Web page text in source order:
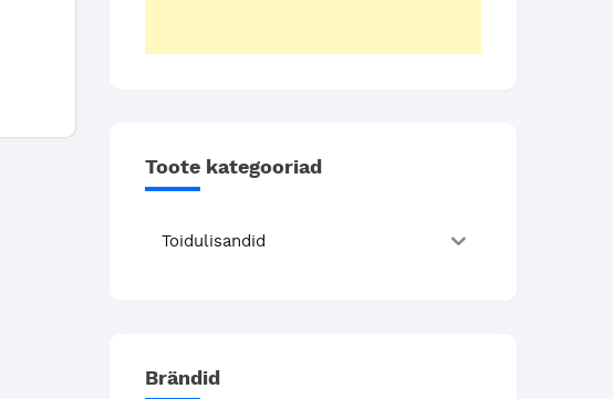
Toote kategooriad
Toidulisandid
Brändid